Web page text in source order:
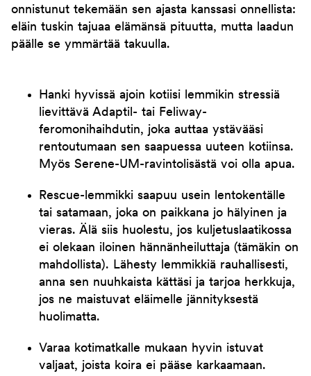
onnistunut tekemään sen ajasta kanssasi onnellista:
eläin tuskin tajuaa elämänsä pituutta, mutta laadun
päälle se ymmärtää takuulla.
Hanki hyvissä ajoin kotiisi lemmikin stressiä
lievittävä Adaptil- tai Feliway-
feromonihaihdutin, joka auttaa ystävääsi
rentoutumaan sen saapuessa uuteen kotiinsa.
Myös Serene-UM-ravintolisästä voi olla apua.
Rescue-lemmikki saapuu usein lentokentälle
tai satamaan, joka on paikkana jo hälyinen ja
vieras. Älä siis huolestu, jos kuljetuslaatikossa
ei olekaan iloinen hännänheiluttaja (tämäkin on
mahdollista). Lähesty lemmikkiä rauhallisesti,
anna sen nuuhkaista kättäsi ja tarjoa herkkuja,
jos ne maistuvat eläimelle jännityksestä
huolimatta.
Varaa kotimatkalle mukaan hyvin istuvat
valjaat, joista koira ei pääse karkaamaan.